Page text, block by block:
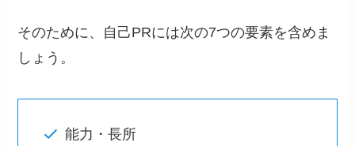
そのために、自己PRには次の7つの要素を含めま
しょう。
能力・長所